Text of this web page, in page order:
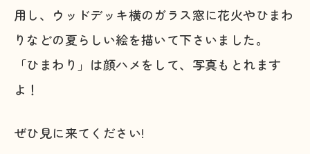
用し、ウッドデッキ横のガラス窓に花火やひまわ
りなどの夏らしい絵を描いて下さいました。
「ひまわり」は顔ハメをして、写真もとれます
よ！
ぜひ見に来てください!